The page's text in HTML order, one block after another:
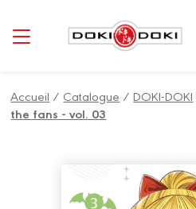
Accueil / Catalogue /DOKI-DOKI
the fans - vol. 03